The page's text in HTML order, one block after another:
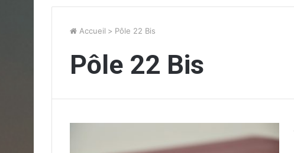
Accueil > Pôle 22 Bis
Pôle 22 Bis